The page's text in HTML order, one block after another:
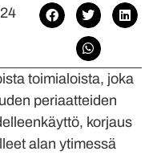
toimialoista, joka
periaatteiden
korjaus
alan ytimessä